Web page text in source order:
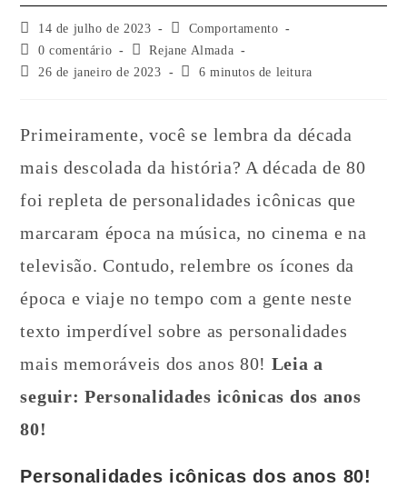
14 de julho de 2023
Comportamento
0 comentário
Rejane Almada
26 de janeiro de 2023
6 minutos de leitura
Primeiramente, você se lembra da década
mais descolada da história? A década de 80
foi repleta de personalidades icônicas que
marcaram época na música, no cinema e na
televisão. Contudo, relembre os ícones da
época e viaje no tempo com a gente neste
texto imperdível sobre as personalidades
mais memoráveis dos anos 80! Leia a
seguir: Personalidades icônicas dos anos
80!
Personalidades icônicas dos anos 80!